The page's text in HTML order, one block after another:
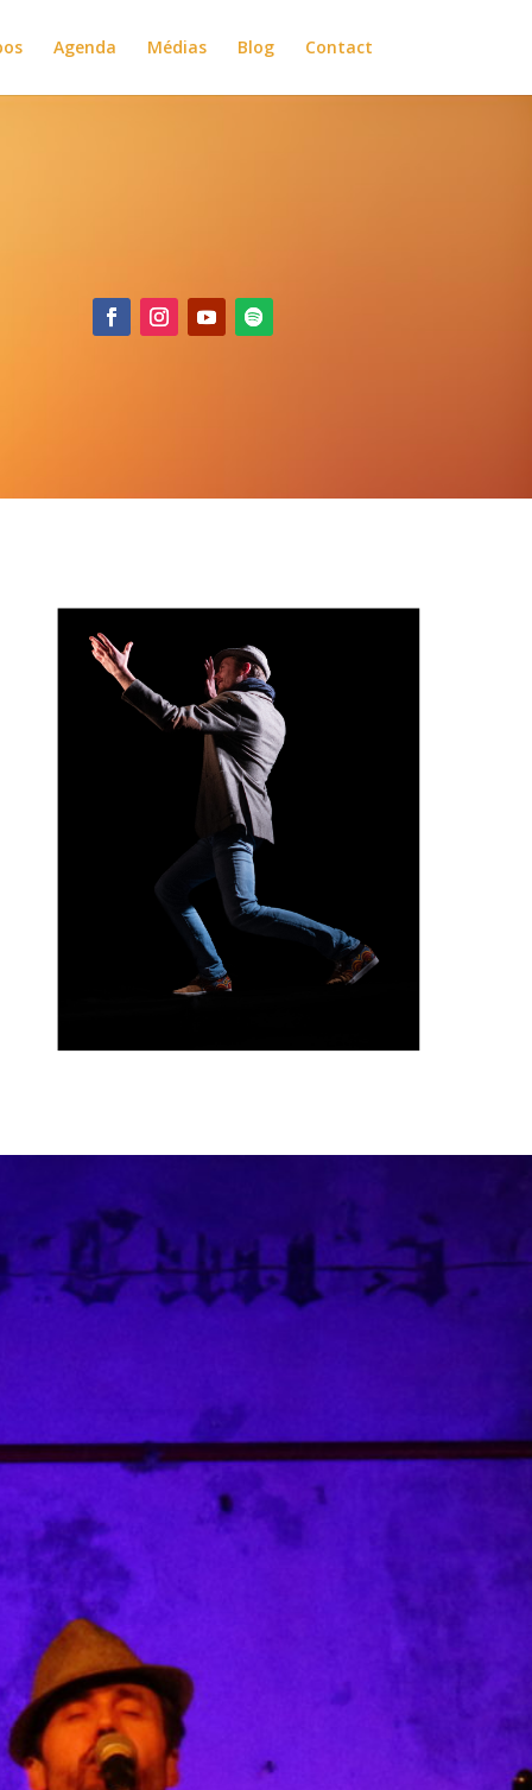
Agenda Médias Blog Contact